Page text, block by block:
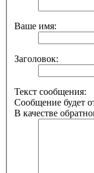
Ваше имя:
Заголовок:
Текст сообщения:
Сообщение будет
В качестве